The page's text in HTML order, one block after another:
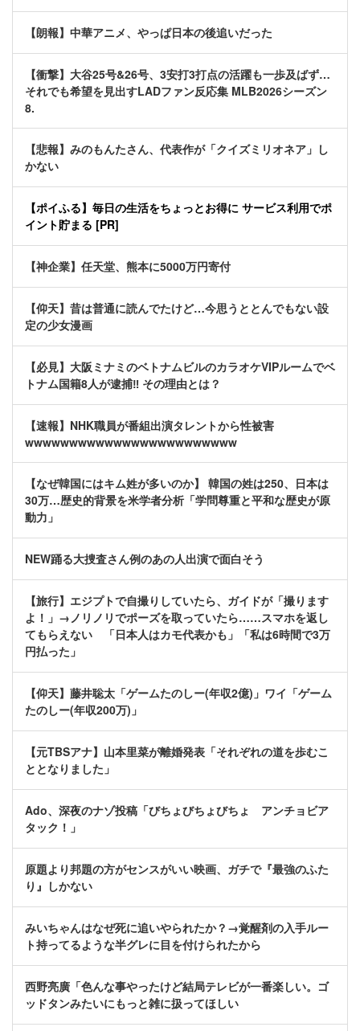
【朗報】中華アニメ、やっぱ日本の後追いだった
【衝撃】大谷25号&26号、3安打3打点の活躍も一歩及ばず…
それでも希望を見出すLADファン反応集 MLB2026シーズン
8.
【悲報】みのもんたさん、代表作が「クイズミリオネア」し
かない
【ポイふる】毎日の生活をちょっとお得に サービス利用でポ
イント貯まる [PR]
【神企業】任天堂、熊本に5000万円寄付
【仰天】昔は普通に読んでたけど…今思うととんでもない設
定の少女漫画
【必見】大阪ミナミのベトナムビルのカラオケVIPルームでベ
トナム国籍8人が逮捕‼ その理由とは？
【速報】NHK職員が番組出演タレントから性被害
wwwwwwwwwwwwwwwwwwwwwwww
【なぜ韓国にはキム姓が多いのか】 韓国の姓は250、日本は
30万…歴史的背景を米学者分析「学問尊重と平和な歴史が原
動力」
NEW踊る大捜査さん例のあの人出演で面白そう
【旅行】エジプトで自撮りしていたら、ガイドが「撮ります
よ！」→ノリノリでポーズを取っていたら……スマホを返し
てもらえない 「日本人はカモ代表かも」「私は6時間で3万
円払った」
【仰天】藤井聡太「ゲームたのしー(年収2億)」ワイ「ゲーム
たのしー(年収200万)」
【元TBSアナ】山本里菜が離婚発表「それぞれの道を歩むこ
ととなりました」
Ado、深夜のナゾ投稿「びちょびちょびちょ アンチョビア
タック！」
原題より邦題の方がセンスがいい映画、ガチで『最強のふた
り』しかない
みいちゃんはなぜ死に追いやられたか？→覚醒剤の入手ルー
ト持ってるような半グレに目を付けられたから
西野亮廣「色んな事やったけど結局テレビが一番楽しい。ゴ
ッドタンみたいにもっと雑に扱ってほしい